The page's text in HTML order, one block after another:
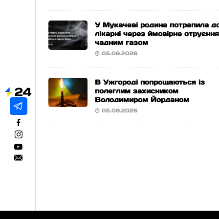
У Мукачеві родина потрапила
лікарні через ймовірне отруєння
чадним газом
05.08.2026
В Ужгороді попрощаються із
полеглим захисником
Володимиром Йорданом
05.08.2026